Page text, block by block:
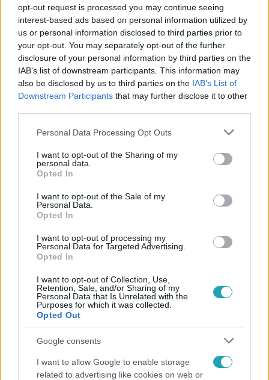
opt-out request is processed you may continue seeing
interest-based ads based on personal information utilized by
us or personal information disclosed to third parties prior to
your opt-out. You may separately opt-out of the further
disclosure of your personal information by third parties on the
IAB’s list of downstream participants. This information may
also be disclosed by us to third parties on the IAB’s List of
Downstream Participants that may further disclose it to other
Please note that this website/app uses one or more Google
not limited to your visit or usage behaviour. You may click to
grant or deny consent to Google and its third-party tags to
use your data for below specified purposes in below Google
consent section.
Personal Data Processing Opt Outs
I want to opt-out of the Sharing of my
personal data.
Opted In
I want to opt-out of the Sale of my
Personal Data.
Opted In
I want to opt-out of processing my
Personal Data for Targeted Advertising.
Opted In
I want to opt-out of Collection, Use,
Retention, Sale, and/or Sharing of my
Personal Data that Is Unrelated with the
Purposes for which it was collected.
Opted Out
Google consents
I want to allow Google to enable storage
related to advertising like cookies on web or
Ördög Nóra: Köszönöm, RTL Magyarország
Ördög Nóra a Péntek Esti Partizán című műsorban
beszélt arról, hogy méltatlannak érezte, ahogy az RTL
bánt vele a terhessége idején.
2022. február 18. 20:22
Schobert Norbert: Van, aki soványan is ronda
Korábbi párja egy porschés férfiért hagyta el.
Feministának tartja magát, mert imádja a nőket.